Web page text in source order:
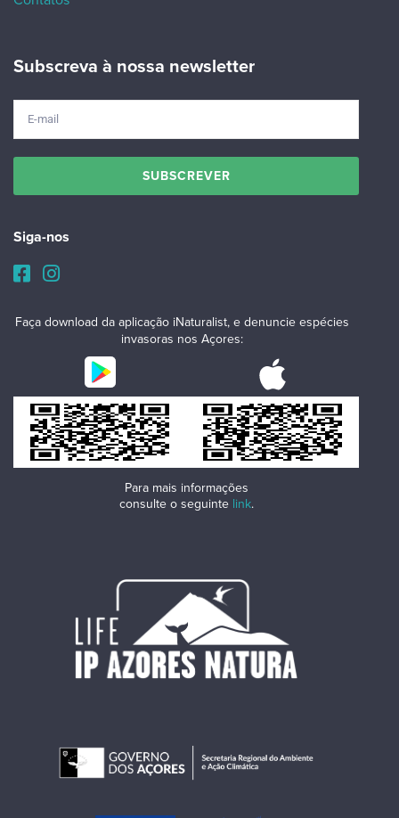
Subscreva à nossa newsletter
Siga-nos
Faça download da aplicação iNaturalist, e denuncie espécies
invasoras nos Açores:
Para mais informações
consulte o seguinte link.